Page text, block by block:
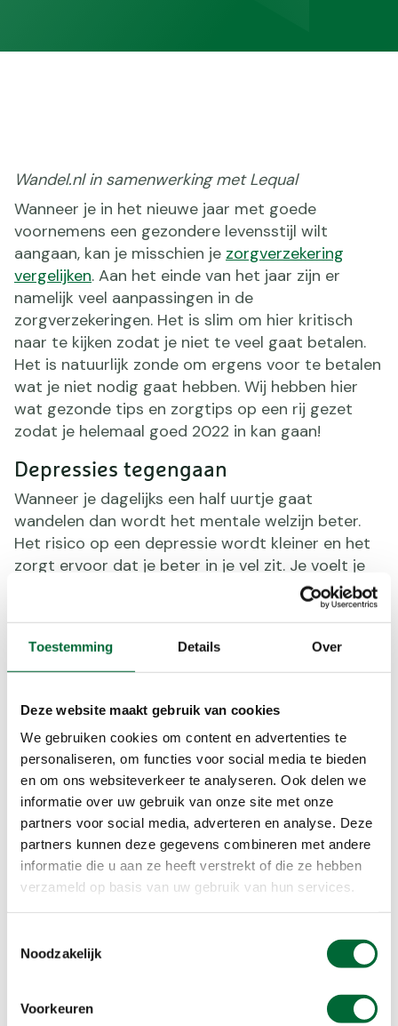
Toestemming Details Over
Deze website maakt gebruik van cookies
We gebruiken cookies om content en advertenties te
personaliseren, om functies voor social media te bieden
en om ons websiteverkeer te analyseren. Ook delen we
informatie over uw gebruik van onze site met onze
partners voor social media, adverteren en analyse. Deze
partners kunnen deze gegevens combineren met andere
informatie die u aan ze heeft verstrekt of die ze hebben
verzameld op basis van uw gebruik van hun services.
Noodzakelijk
Voorkeuren
Wandel.nl in samenwerking met Lequal
Wanneer je in het nieuwe jaar met goede
voornemens een gezondere levensstijl wilt
aangaan, kan je misschien je zorgverzekering
vergelijken. Aan het einde van het jaar zijn er
namelijk veel aanpassingen in de
zorgverzekeringen. Het is slim om hier kritisch
naar te kijken zodat je niet te veel gaat betalen.
Het is natuurlijk zonde om ergens voor te betalen
wat je niet nodig gaat hebben. Wij hebben hier
wat gezonde tips en zorgtips op een rij gezet
zodat je helemaal goed 2022 in kan gaan!
Depressies tegengaan
Wanneer je dagelijks een half uurtje gaat
wandelen dan wordt het mentale welzijn beter.
Het risico op een depressie wordt kleiner en het
zorgt ervoor dat je beter in je vel zit. Je voelt je
fitter en krijgt weer nieuwe energie om daarna
aan de slag te gaan. Wanneer je het leuker vindt
helemaal goed. Het belangrijkste is dat je even
buiten komt en frisse lucht hebt. Vooral wanneer
werk is dat fijn. Het is belangrijk dat je het elke
dag volhoudt en gewoon elke dag even gaat
wandelen. Je kan dan ook meteen kritisch kijken
naar jezorgvergelijker, meestal wanneer je beter
in je vel zit dan heb je ook minder zorg nodig. De
risico’s op zorg kun je voor jezelf het beste altijd
even op een rij zetten. Je probeert dan in te
schatten welke zorg je waarschijnlijk nodig hebt
en welke aanvullende onderdelen je toevoegt.
Een ander voordeel aan sporten is dat het goed
vrolijker van en dat is fijn voor jezelf en voor